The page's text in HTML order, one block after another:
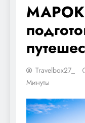
Travelbox27_
Минуты